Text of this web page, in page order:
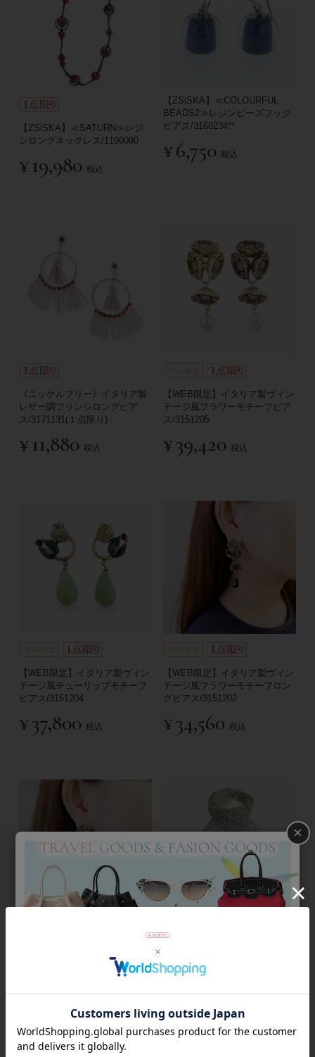
【ZSiSKA】≪SATURN≫レジ
ンロングネックレス/1190090
¥ 19,980 税込
【ZSiSKA】≪COLOURFUL
BEADS2≫レジンビーズフック
ピアス/3160234**
¥6,750 税込
《ニッケルフリー》イタリア製
レザー調フリンジロングピア
ス/3171131(１点限り)
¥ 11,880 税込
【WEB限定】イタリア製ヴィン
テージ風フラワーモチーフピア
ス/3151205
¥39,420 税込
【WEB限定】イタリア製ヴィン
テージ風チューリップモチーフ
ピアス/3151204
¥37,800 税込
【WEB限定】イタリア製ヴィン
テージ風フラワーモチーフロン
グピアス/3151202
¥34,560 税込
テージ風フラワーモチーフピア
¥33,480
【Liebe】シルク混プリントスト
ール/2157702-
¥12,960
×